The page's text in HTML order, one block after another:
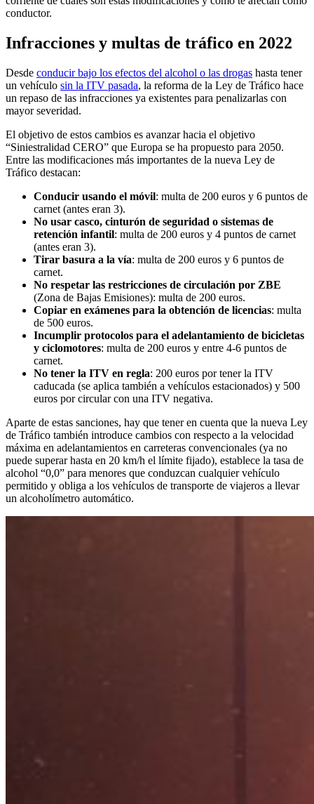
conductor.
Infracciones y multas de tráfico en 2022
Desde conducir bajo los efectos del alcohol o las drogas hasta tener
un vehículo sin la ITV pasada, la reforma de la Ley de Tráfico hace
un repaso de las infracciones ya existentes para penalizarlas con
mayor severidad.
El objetivo de estos cambios es avanzar hacia el objetivo
“Siniestralidad CERO” que Europa se ha propuesto para 2050.
Entre las modificaciones más importantes de la nueva Ley de
Tráfico destacan:
Conducir usando el móvil: multa de 200 euros y 6 puntos de
carnet (antes eran 3).
No usar casco, cinturón de seguridad o sistemas de
retención infantil: multa de 200 euros y 4 puntos de carnet
(antes eran 3).
Tirar basura a la vía: multa de 200 euros y 6 puntos de
carnet.
No respetar las restricciones de circulación por ZBE
(Zona de Bajas Emisiones): multa de 200 euros.
Copiar en exámenes para la obtención de licencias: multa
de 500 euros.
Incumplir protocolos para el adelantamiento de bicicletas
y ciclomotores: multa de 200 euros y entre 4-6 puntos de
carnet.
No tener la ITV en regla: 200 euros por tener la ITV
caducada (se aplica también a vehículos estacionados) y 500
euros por circular con una ITV negativa.
Aparte de estas sanciones, hay que tener en cuenta que la nueva Ley
de Tráfico también introduce cambios con respecto a la velocidad
máxima en adelantamientos en carreteras convencionales (ya no
puede superar hasta en 20 km/h el límite fijado), establece la tasa de
alcohol “0,0” para menores que conduzcan cualquier vehículo
permitido y obliga a los vehículos de transporte de viajeros a llevar
un alcoholímetro automático.